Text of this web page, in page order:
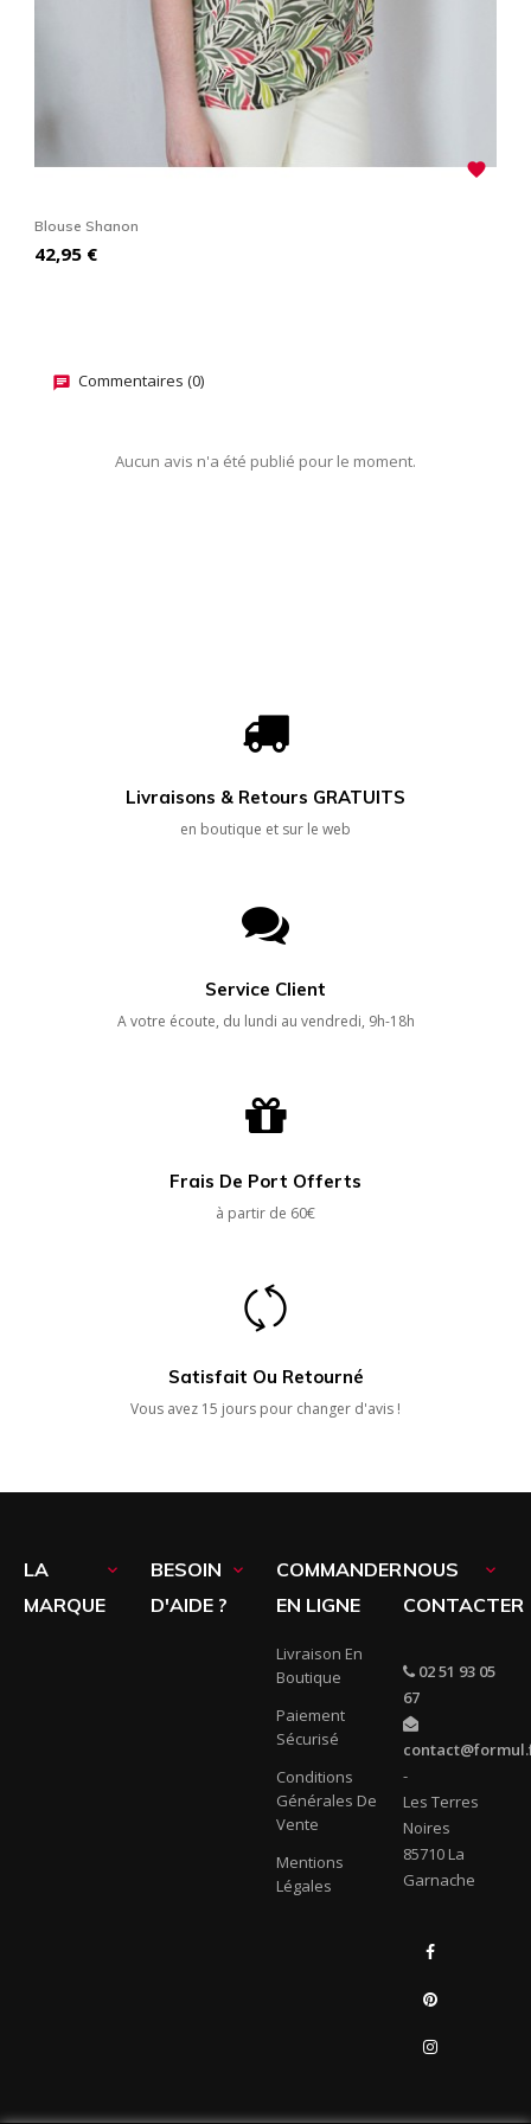

Blouse Shanon
Prix
42,95 €
Commentaires (0)
Aucun avis n'a été publié pour le moment.
Livraisons & Retours GRATUITS
en boutique et sur le web
Service Client
A votre écoute, du lundi au vendredi, 9h-18h
Frais De Port Offerts
à partir de 60€
Satisfait Ou Retourné
Vous avez 15 jours pour changer d'avis !
LA
MARQUE

BESOIN
D'AIDE ?

COMMANDER
EN LIGNE
Livraison En
Boutique
Paiement
Sécurisé
Conditions
Générales De
Vente
Mentions
Légales
NOUS
CONTACTER

02 51 93 05
67
-
Les Terres
Noires
85710 La
Garnache